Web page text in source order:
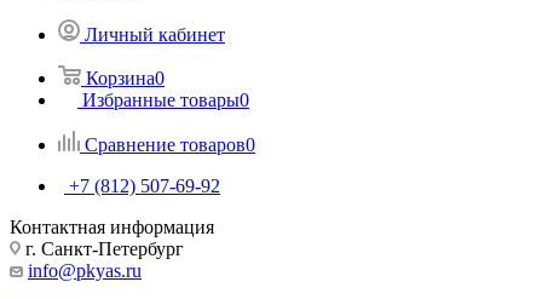
Личный кабинет
Корзина0
Избранные товары0
Сравнение товаров0
+7 (812) 507-69-92
Контактная информация
г. Санкт-Петербург
info@pkyas.ru